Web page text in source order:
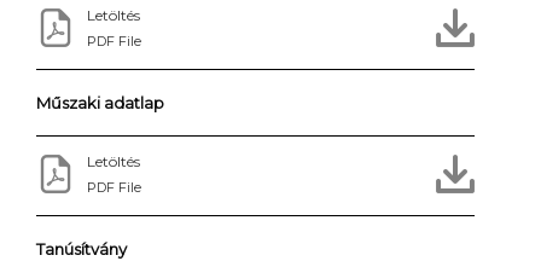
Letöltés
PDF File
Műszaki adatlap
Letöltés
PDF File
Tanúsítvány